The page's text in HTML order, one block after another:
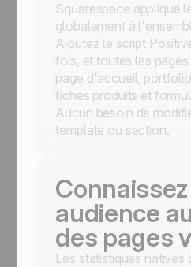
Squarespace applique
globalement à
Ajoutez le script
fois, et toutes les
page d'accueil,
fiches produits et
Aucun besoin de
template ou section.
audience
des pages
Les statistiques natives